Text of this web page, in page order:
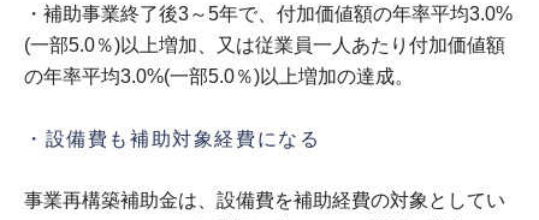
・補助事業終了後3～5年で、付加価値額の年率平均3.0%
(一部5.0％)以上増加、又は従業員一人あたり付加価値額
の年率平均3.0%(一部5.0％)以上増加の達成。
・設備費も補助対象経費になる
事業再構築補助金は、設備費を補助経費の対象としてい